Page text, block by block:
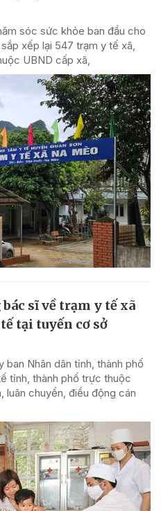
sóc sức khỏe ban đầu cho
xếp lại 547 trạm y tế xã,
UBND cấp xã,
sĩ về trạm y tế xã
tại tuyến cơ sở
Nhân dân tỉnh, thành phố
tỉnh, thành phố trực thuộc
luân chuyển, điều động cán